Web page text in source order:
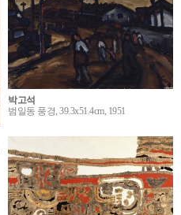
박고석
범일동 풍경, 39.3x51.4cm, 1951